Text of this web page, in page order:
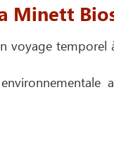
Minett
voyage temporel